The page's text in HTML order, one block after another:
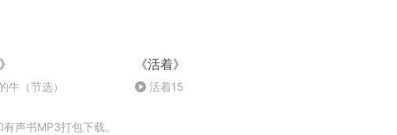
牛（节选）
《活着》
活着15
声书MP3打包下载。